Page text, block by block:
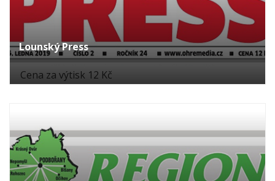
Lounský Press
Cena za výtisk 12 Kč